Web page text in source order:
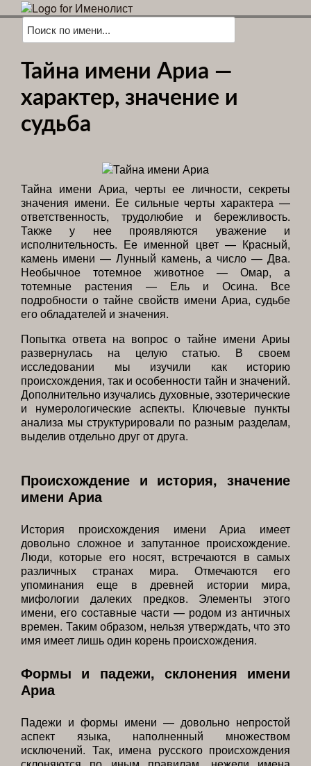
Тайна имени Ариа —
характер, значение и
судьба
Тайна имени Ариа, черты ее личности, секреты
значения имени. Ее сильные черты характера —
ответственность, трудолюбие и бережливость.
Также у нее проявляются уважение и
исполнительность. Ее именной цвет — Красный,
камень имени — Лунный камень, а число — Два.
Необычное тотемное животное — Омар, а
тотемные растения — Ель и Осина. Все
подробности о тайне свойств имени Ариа, судьбе
его обладателей и значения.
Попытка ответа на вопрос о тайне имени Ариы
развернулась на целую статью. В своем
исследовании мы изучили как историю
происхождения, так и особенности тайн и значений.
Дополнительно изучались духовные, эзотерические
и нумерологические аспекты. Ключевые пункты
анализа мы структурировали по разным разделам,
выделив отдельно друг от друга.
Происхождение и история, значение
имени Ариа
История происхождения имени Ариа имеет
довольно сложное и запутанное происхождение.
Люди, которые его носят, встречаются в самых
различных странах мира. Отмечаются его
упоминания еще в древней истории мира,
мифологии далеких предков. Элементы этого
имени, его составные части — родом из античных
времен. Таким образом, нельзя утверждать, что это
имя имеет лишь один корень происхождения.
Формы и падежи, склонения имени
Ариа
Падежи и формы имени — довольно непростой
аспект языка, наполненный множеством
исключений. Так, имена русского происхождения